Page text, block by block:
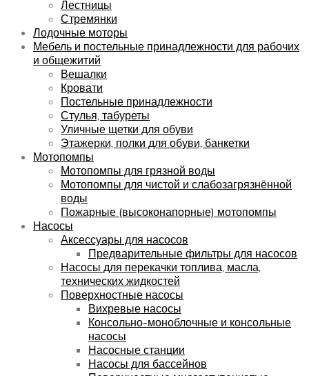
Лестницы
Стремянки
Лодочные моторы
Мебель и постельные принадлежности для рабочих
и общежитий
Вешалки
Кровати
Постельные принадлежности
Стулья, табуреты
Уличные щетки для обуви
Этажерки, полки для обуви, банкетки
Мотопомпы
Мотопомпы для грязной воды
Мотопомпы для чистой и слабозагрязнённой
воды
Пожарные (высоконапорные) мотопомпы
Насосы
Аксессуары для насосов
Предварительные фильтры для насосов
Насосы для перекачки топлива, масла,
технических жидкостей
Поверхностные насосы
Вихревые насосы
Консольно-моноблочные и консольные
насосы
Насосные станции
Насосы для бассейнов